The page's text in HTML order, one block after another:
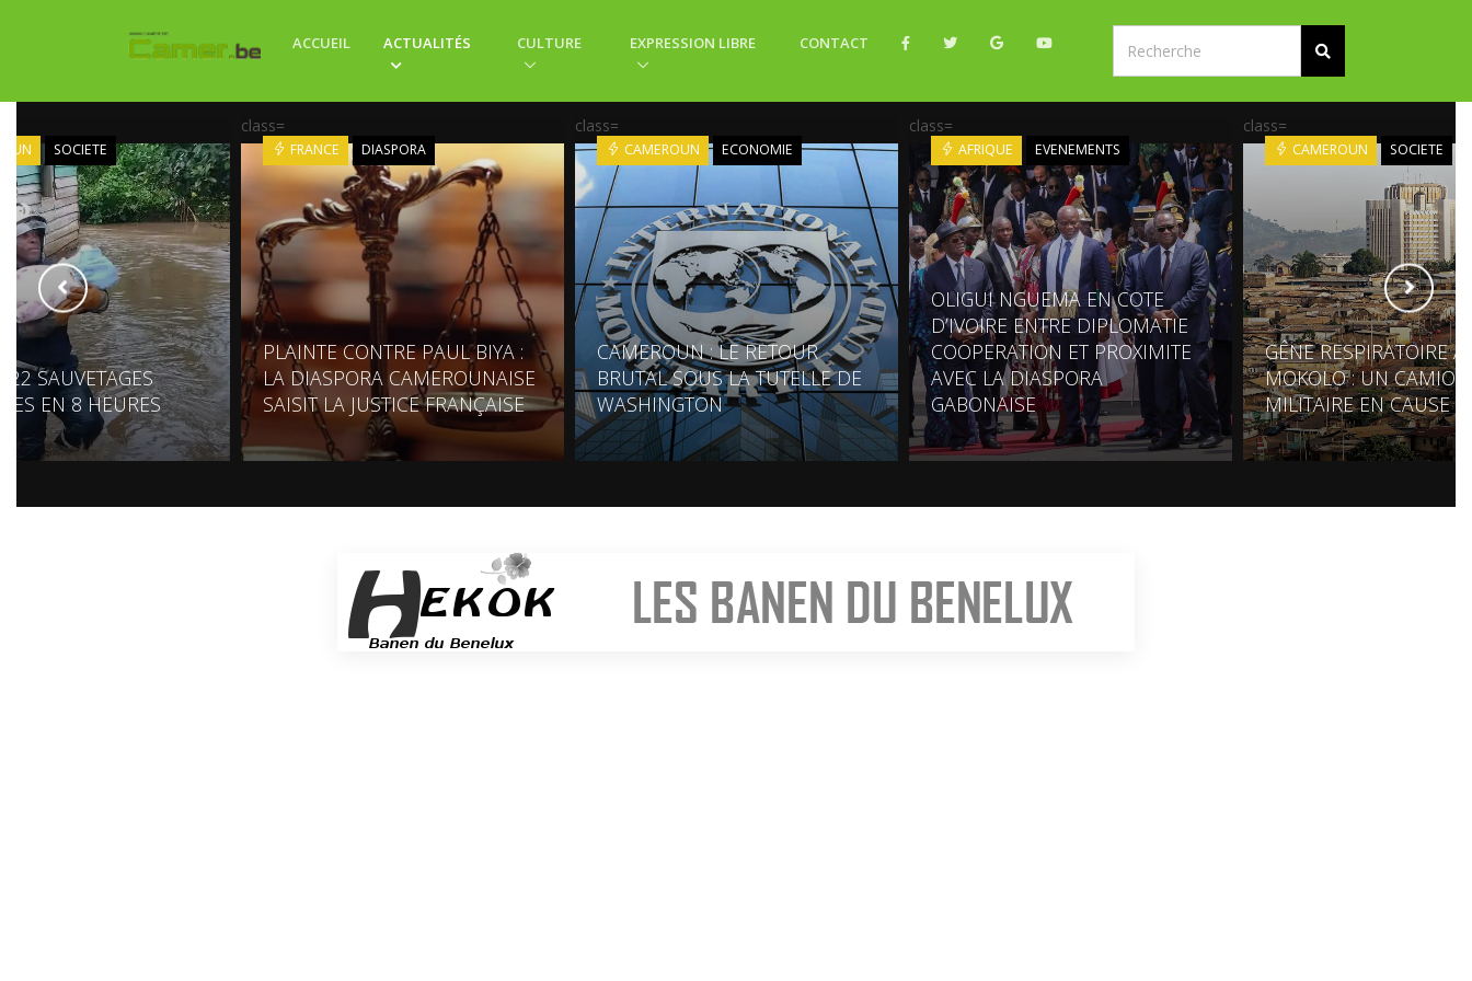
ACCUEIL ACTUALITÉS CULTURE EXPRESSION LIBRE CONTACT
SOCIETE
22 SAUVETAGES
EN 8 HEURES
class=
FRANCE DIASPORA
PLAINTE CONTRE PAUL BIYA :
LA DIASPORA CAMEROUNAISE
SAISIT LA JUSTICE FRANÇAISE
class=
CAMEROUN ECONOMIE
CAMEROUN : LE RETOUR
BRUTAL SOUS LA TUTELLE DE
WASHINGTON
class=
AFRIQUE EVENEMENTS
OLIGUI NGUEMA EN COTE
D’IVOIRE ENTRE DIPLOMATIE
COOPERATION ET PROXIMITE
AVEC LA DIASPORA
GABONAISE
class=
CAMEROUN SOCIETE
GÊNE RESPIRATOIRE
MOKOLO : UN CAMION
MILITAIRE EN CAUSE